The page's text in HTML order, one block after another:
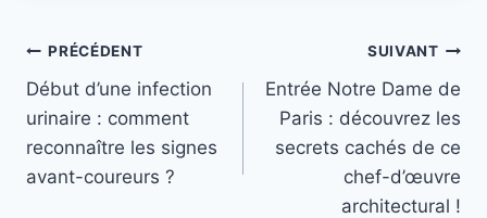
Navigation
de
l’article
PRÉCÉDENT
Début d’une infection
urinaire : comment
reconnaître les signes
avant-coureurs ?
SUIVANT
Entrée Notre Dame de
Paris : découvrez les
secrets cachés de ce
chef-d’œuvre
architectural !